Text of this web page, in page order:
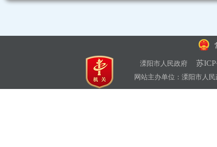
溧阳市人民政府 苏
网站主办单位：溧阳市人